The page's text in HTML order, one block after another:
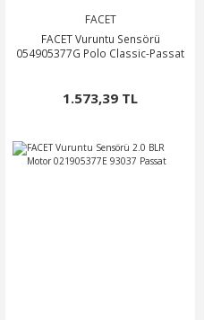
FACET
FACET Vuruntu Sensörü
054905377G Polo Classic-Passat
1.573,39 TL